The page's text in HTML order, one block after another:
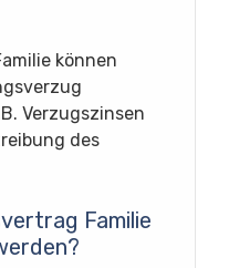
können
Verzugszinsen
des
Familie